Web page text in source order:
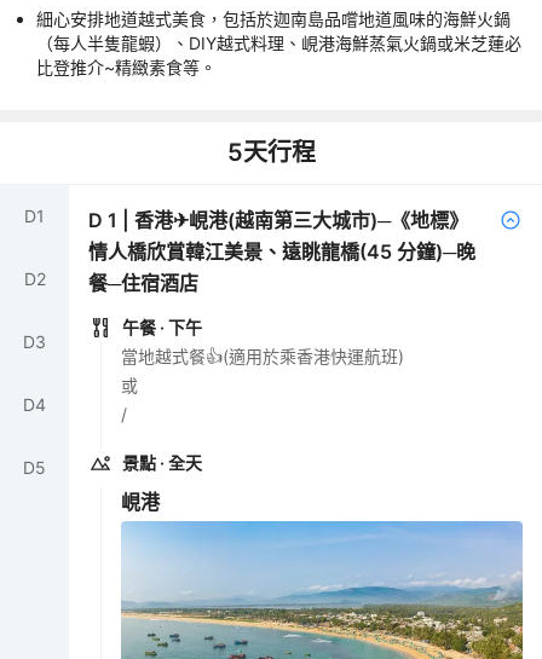
細心安排地道越式美食，包括於迦南島品嚐地道風味的海鮮火鍋
（每人半隻龍蝦）、DIY越式料理、峴港海鮮蒸氣火鍋或米芝蓮必
比登推介~精緻素食等。
5天行程
D1
D2
D3
D4
D5
D1 |香港✈峴港(越南第三大城市)─《地標》
情人橋欣賞韓江美景、遠眺龍橋(45 分鐘)─晚
餐─住宿酒店
午餐 · 下午
當地越式餐👍(適用於乘香港快運航班)
或
/
景點 · 全天
峴港